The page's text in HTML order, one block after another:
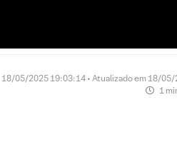
18/05/2025 19:03:14 • Atualizado em 18/
1